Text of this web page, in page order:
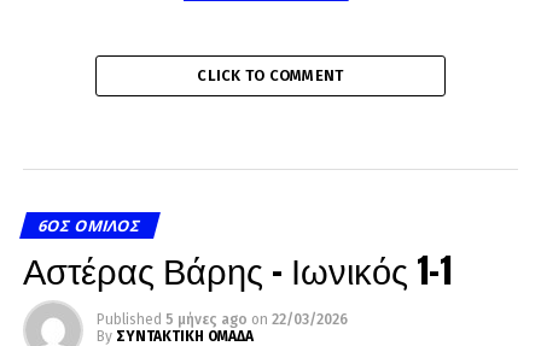
CLICK TO COMMENT
6ΟΣ ΌΜΙΛΟΣ
Αστέρας Βάρης – Ιωνικός 1-1
Published 5 μήνες ago on 22/03/2026
By ΣΥΝΤΑΚΤΙΚΗ ΟΜΑΔΑ